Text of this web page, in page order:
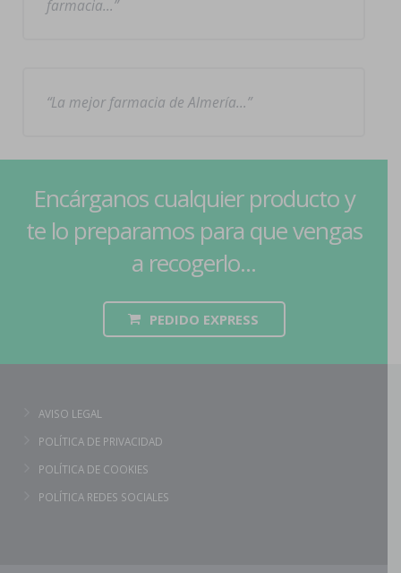
farmacia…
La mejor farmacia de Almería…
Encárganos cualquier producto y
te lo preparamos para que vengas
a recogerlo...
PEDIDO EXPRESS
AVISO LEGAL
POLÍTICA DE PRIVACIDAD
POLÍTICA DE COOKIES
POLÍTICA REDES SOCIALES